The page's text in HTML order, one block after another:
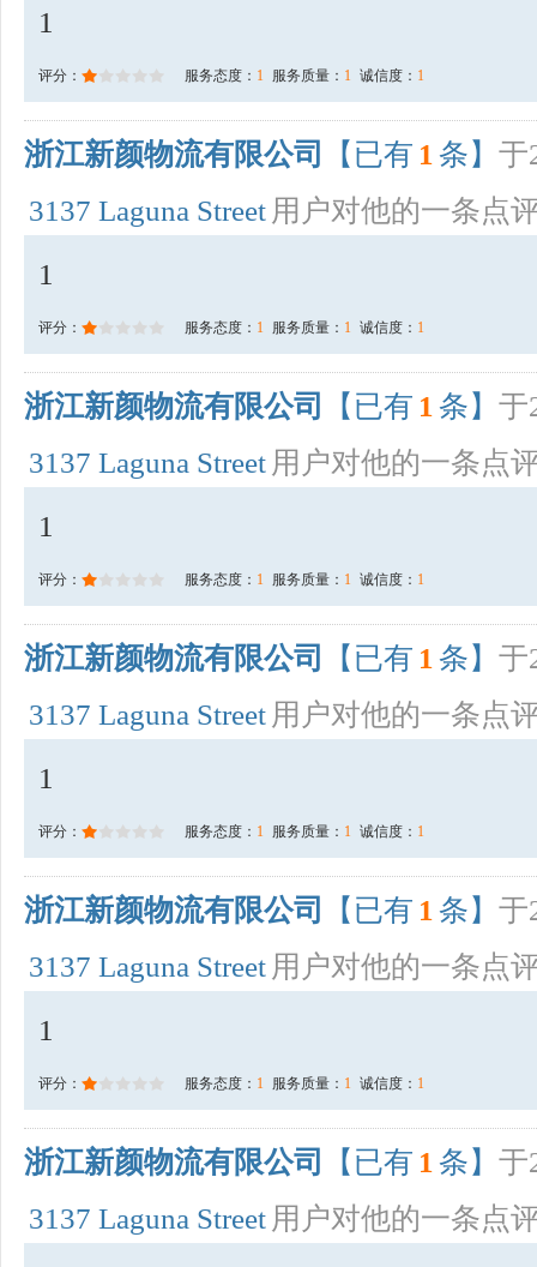
1
评分： 服务态度： 1 服务质量： 1 诚信度： 1
浙江新颜物流有限公司 【已有 1 条】 于
3137 Laguna Street 用户对他的一条点
1
评分： 服务态度： 1 服务质量： 1 诚信度： 1
浙江新颜物流有限公司 【已有 1 条】 于
3137 Laguna Street 用户对他的一条点
1
评分： 服务态度： 1 服务质量： 1 诚信度： 1
浙江新颜物流有限公司 【已有 1 条】 于
3137 Laguna Street 用户对他的一条点
1
评分： 服务态度： 1 服务质量： 1 诚信度： 1
浙江新颜物流有限公司 【已有 1 条】 于
3137 Laguna Street 用户对他的一条点
1
评分： 服务态度： 1 服务质量： 1 诚信度： 1
浙江新颜物流有限公司 【已有 1 条】 于
3137 Laguna Street 用户对他的一条点